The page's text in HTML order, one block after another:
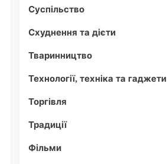
Суспільство
Схуднення та дієти
Тваринництво
Технології, техніка та гаджети
Торгівля
Традиції
Фільми